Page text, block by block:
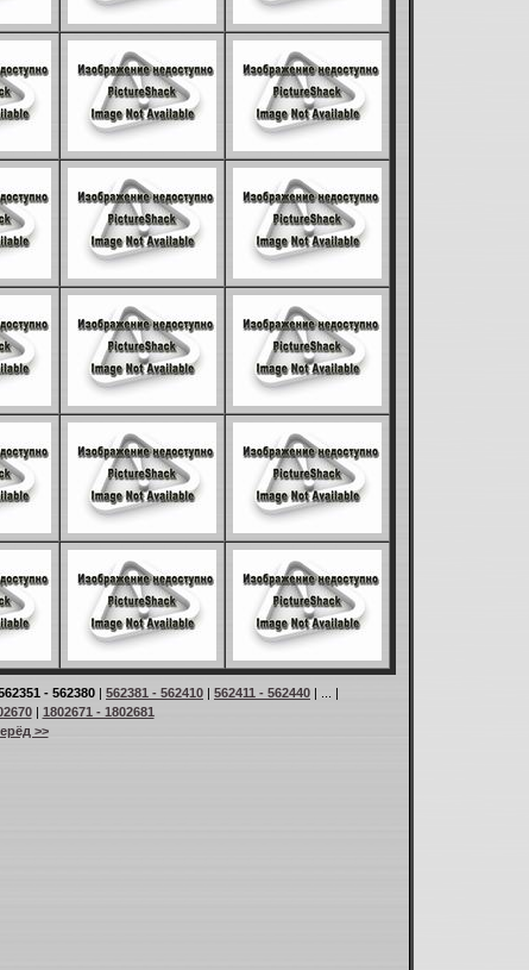
- 562380 | 562381 - 562410 | 562411 - 562440 | ... |
| 1802671 - 1802681
>>